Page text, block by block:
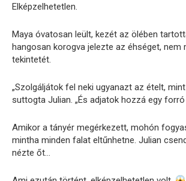
Elképzelhetetlen.
Maya óvatosan leült, kezét az ölében
hangosan korogva jelezte az éhséget, nem
tekintetét.
„Szolgáljátok fel neki ugyanazt az ételt, mint
suttogta Julian. „És adjatok hozzá egy forró
Amikor a tányér megérkezett, mohón
mintha minden falat eltűnhetne. Julian
nézte őt…